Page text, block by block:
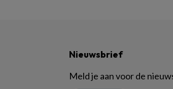
Nieuwsbrief
Meld je aan voor de